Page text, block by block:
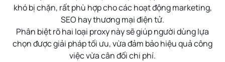
khó bị chặn, rất phù hợp cho các hoạt động marketing,
SEO hay thương mại điện tử.
Phân biệt rõ hai loại proxy này sẽ giúp người dùng lựa
chọn được giải pháp tối ưu, vừa đảm bảo hiệu quả công
việc vừa cân đối chi phí.